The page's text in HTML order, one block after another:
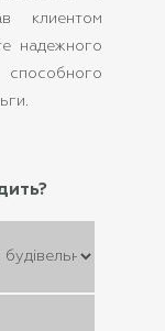
клиентом
надежного